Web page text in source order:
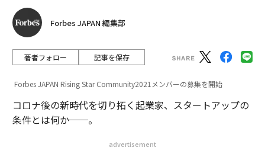
Forbes JAPAN 編集部
著者フォロー 記事を保存
Forbes JAPAN Rising Star Community2021メンバーの募集を開始
コロナ後の新時代を切り拓く起業家、スタートアップの
条件とは何か──。
advertisement